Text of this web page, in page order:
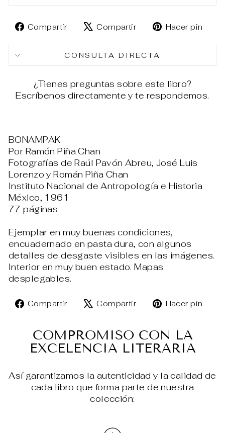
Compartir
Compartir
Facebook
Compartir
Tuitear
X
Hacer pin
CONSULTA DIRECTA
¿Tienes preguntas sobre este libro?
Escríbenos directamente y te respondemos.
BONAMPAK
Por Ramón Piña Chan
Fotografías de Raúl Pavón Abreu, José Luis
Lorenzo y Román Piña Chan
Instituto Nacional de Antropología e Historia
México, 1961
77 páginas
Ejemplar en muy buenas condiciones,
encuadernado en pasta dura, con algunos
detalles de desgaste visibles en las imágenes.
Interior en muy buen estado. Mapas
desplegables.
Compartir
Compartir
Compartir
TuitearHacer pin
COMPROMISO CON LA
EXCELENCIA LITERARIA
Así garantizamos la autenticidad y la calidad de
cada libro que forma parte de nuestra
colección: